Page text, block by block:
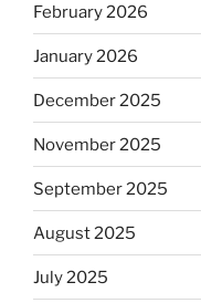
February 2026
January 2026
December 2025
November 2025
September 2025
August 2025
July 2025